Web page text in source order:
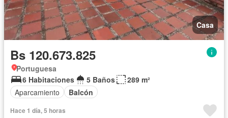
Casa
Bs 120.673.825
Portuguesa
6 Habitaciones
5 Baños
289 m²
Aparcamiento
Balcón
Hace 1 día, 5 horas